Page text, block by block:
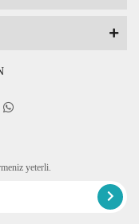
yeterli.